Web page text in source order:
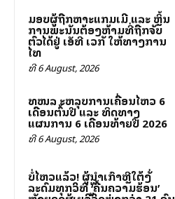
ມອບຜູ້ຖືກຫາສະແກມເມີ ແລະ ຫຼິ້ນ
ການພະນັນຕ້ອງຫ້າມທີ່ຖືກຈັບ
ຕົວໄດ້ຢູ່ ເອັສທີ ເວກັສ ໃຫ້ທາງການ
ໄທ
ທີ 6 August, 2026
ສທໜລ ສະຫລຸບການເຄື່ອນໄຫວ 6
ເດືອນຕົ້ນປີ ແລະ ທິດທາງ
ແຜນການ 6 ເດືອນທ້າຍປີ 2026
ທີ 6 August, 2026
ບໍ່ໄຫວແລ້ວ! ຜູ້ນຳເກົາຫຼີໃຕ້ສັ່ງ
ລະດົມທຸກວິທີສູ້ ‘ຄື້ນຄວາມຮ້ອນ’